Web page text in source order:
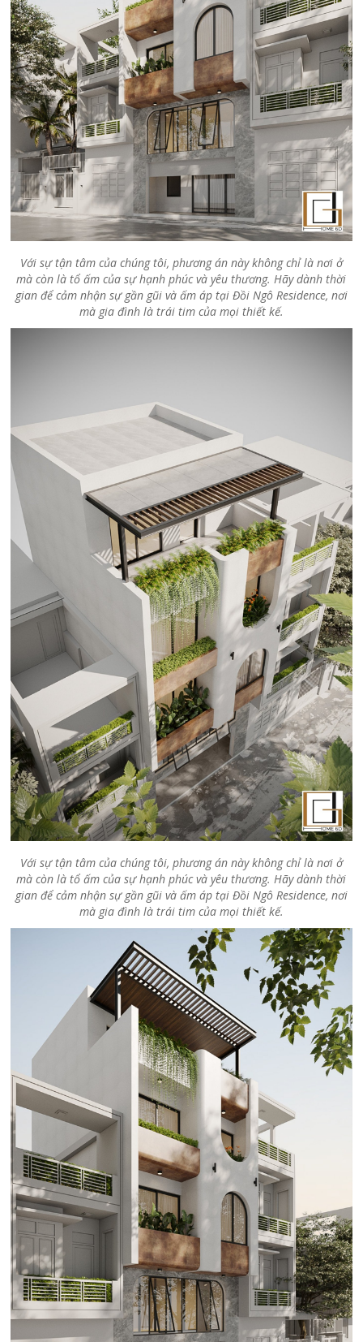
Với sự tận tâm của chúng tôi, phương án này không chỉ là nơi ở
mà còn là tổ ấm của sự hạnh phúc và yêu thương. Hãy dành thời
gian để cảm nhận sự gần gũi và ấm áp tại Đồi Ngô Residence, nơi
mà gia đình là trái tim của mọi thiết kế.
Với sự tận tâm của chúng tôi, phương án này không chỉ là nơi ở
mà còn là tổ ấm của sự hạnh phúc và yêu thương. Hãy dành thời
gian để cảm nhận sự gần gũi và ấm áp tại Đồi Ngô Residence, nơi
mà gia đình là trái tim của mọi thiết kế.